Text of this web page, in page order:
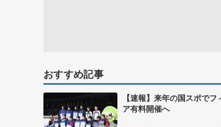
おすすめ記事
【速報】来年の国スポでフ
ア有料開催へ